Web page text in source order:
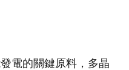
電的關鍵原料，多晶